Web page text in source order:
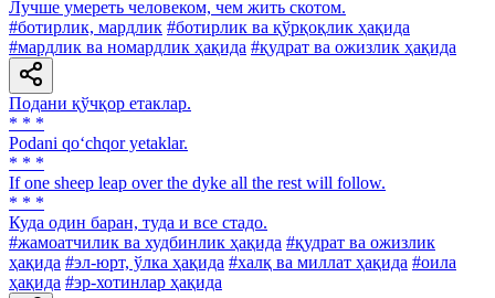
Лучше умереть человеком, чем жить скотом.
#ботирлик, мардлик #ботирлик ва қўрқоқлик ҳақида
#мардлик ва номардлик ҳақида #қудрат ва ожизлик ҳақида
Подани қўчқор етаклар.
* * *
Podani qo‘chqor yetaklar.
* * *
If one sheep leap over the dyke all the rest will follow.
* * *
Куда один баран, туда и все стадо.
#жамоатчилик ва худбинлик ҳақида #қудрат ва ожизлик
ҳақида #эл-юрт, ўлка ҳақида #халқ ва миллат ҳақида #оила
ҳақида #эр-хотинлар ҳақида